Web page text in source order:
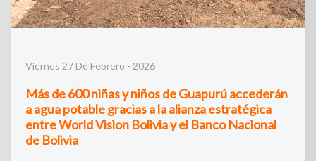
Viernes 27 De Febrero - 2026
Más de 600 niñas y niños de Guapurú accederán
a agua potable gracias a la alianza estratégica
entre World Vision Bolivia y el Banco Nacional
de Bolivia